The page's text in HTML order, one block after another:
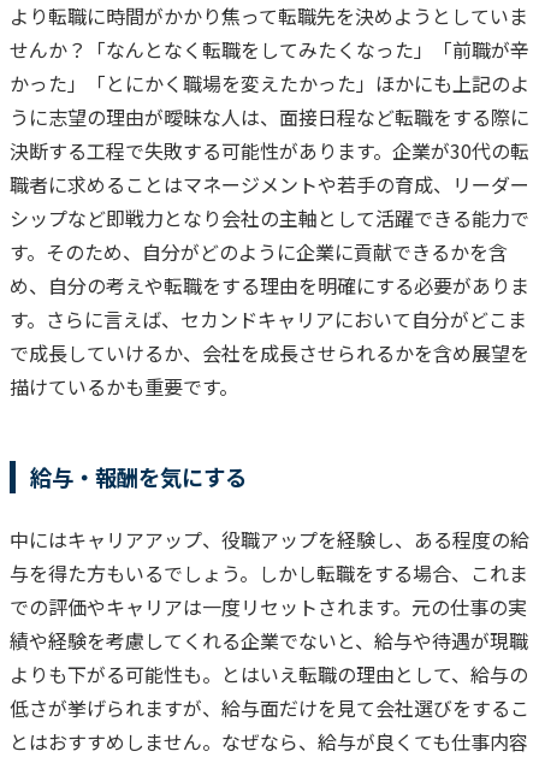
より転職に時間がかかり焦って転職先を決めようとしていま
せんか？ 「なんとなく転職をしてみたくなった」
「前職が辛
かった」
「とにかく職場を変えたかった」 ほかにも上記のよ
うに志望の理由が曖昧な人は、面接日程など転職をする際に
決断する工程で失敗する可能性があります。 企業が30代の転
職者に求めることはマネージメントや若手の育成、リーダー
シップなど即戦力となり会社の主軸として活躍できる能力で
す。そのため、自分がどのように企業に貢献できるかを含
め、自分の考えや転職をする理由を明確にする必要がありま
す。 さらに言えば、セカンドキャリアにおいて自分がどこま
で成長していけるか、会社を成長させられるかを含め展望を
描けているかも重要です。
給与・報酬を気にする
中にはキャリアアップ、役職アップを経験し、ある程度の給
与を得た方もいるでしょう。 しかし転職をする場合、これま
での評価やキャリアは一度リセットされます。元の仕事の実
績や経験を考慮してくれる企業でないと、給与や待遇が現職
よりも下がる可能性も。 とはいえ転職の理由として、給与の
低さが挙げられますが、給与面だけを見て会社選びをするこ
とはおすすめしません。なぜなら、給与が良くても仕事内容